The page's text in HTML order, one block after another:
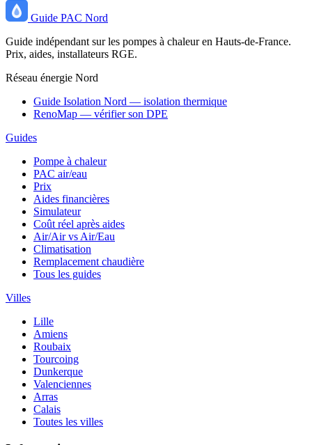
Guide PAC Nord
Guide indépendant sur les pompes à chaleur en Hauts-de-France.
Prix, aides, installateurs RGE.
Réseau énergie Nord
Guide Isolation Nord — isolation thermique
RenoMap — vérifier son DPE
Guides
Pompe à chaleur
PAC air/eau
Prix
Aides financières
Simulateur
Coût réel après aides
Air/Air vs Air/Eau
Climatisation
Remplacement chaudière
Tous les guides
Villes
Lille
Amiens
Roubaix
Tourcoing
Dunkerque
Valenciennes
Arras
Calais
Toutes les villes